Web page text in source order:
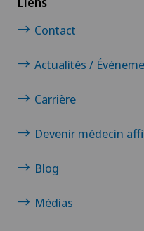
Contact
Actualités /
Carrière
Devenir médecin
Blog
Médias